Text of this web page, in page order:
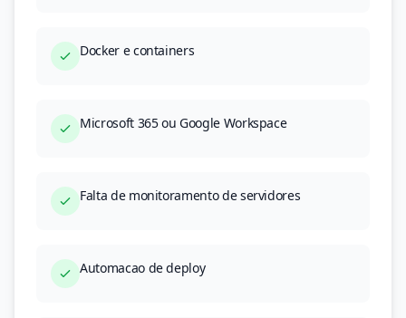
Docker e containers
Microsoft 365 ou Google Workspace
Falta de monitoramento de servidores
Automacao de deploy